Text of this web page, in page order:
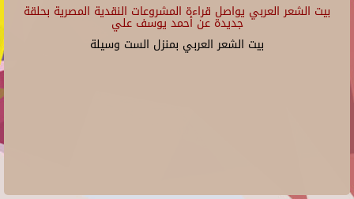
بيت الشعر العربي يواصل قراءة المشروعات النقدية المصرية بحلقة
جديدة عن أحمد يوسف علي
بيت الشعر العربي بمنزل الست وسيلة